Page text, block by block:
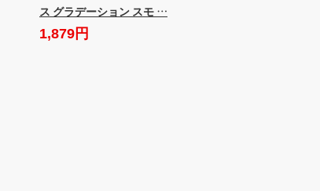
ス グラデーション スモ …
1,879円